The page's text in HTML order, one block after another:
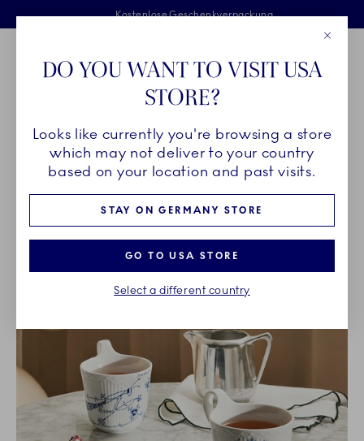
Sprunglinks
Kostenlose Lieferung für Bestellungen über 125 €
Kostenlose Geschenkverpackung
Zweijährige Bruchgarantie
Main Navigation
Breadcrumb Headlinesss
Startseite
PRODUKTE
PRODUKTE
DO YOU WANT TO VISIT USA
STORE?
Looks like currently you're browsing a store
which may not deliver to your country
based on your location and past visits.
STAY ON GERMANY STORE
GO TO USA STORE
Select a different country